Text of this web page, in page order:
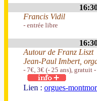
Francis Vidil
- entrée libre
Autour de Franz Liszt
Jean-Paul Imbert,
- 7€, 3€ (- 25 ans), gratuit -
Lien : orgues-